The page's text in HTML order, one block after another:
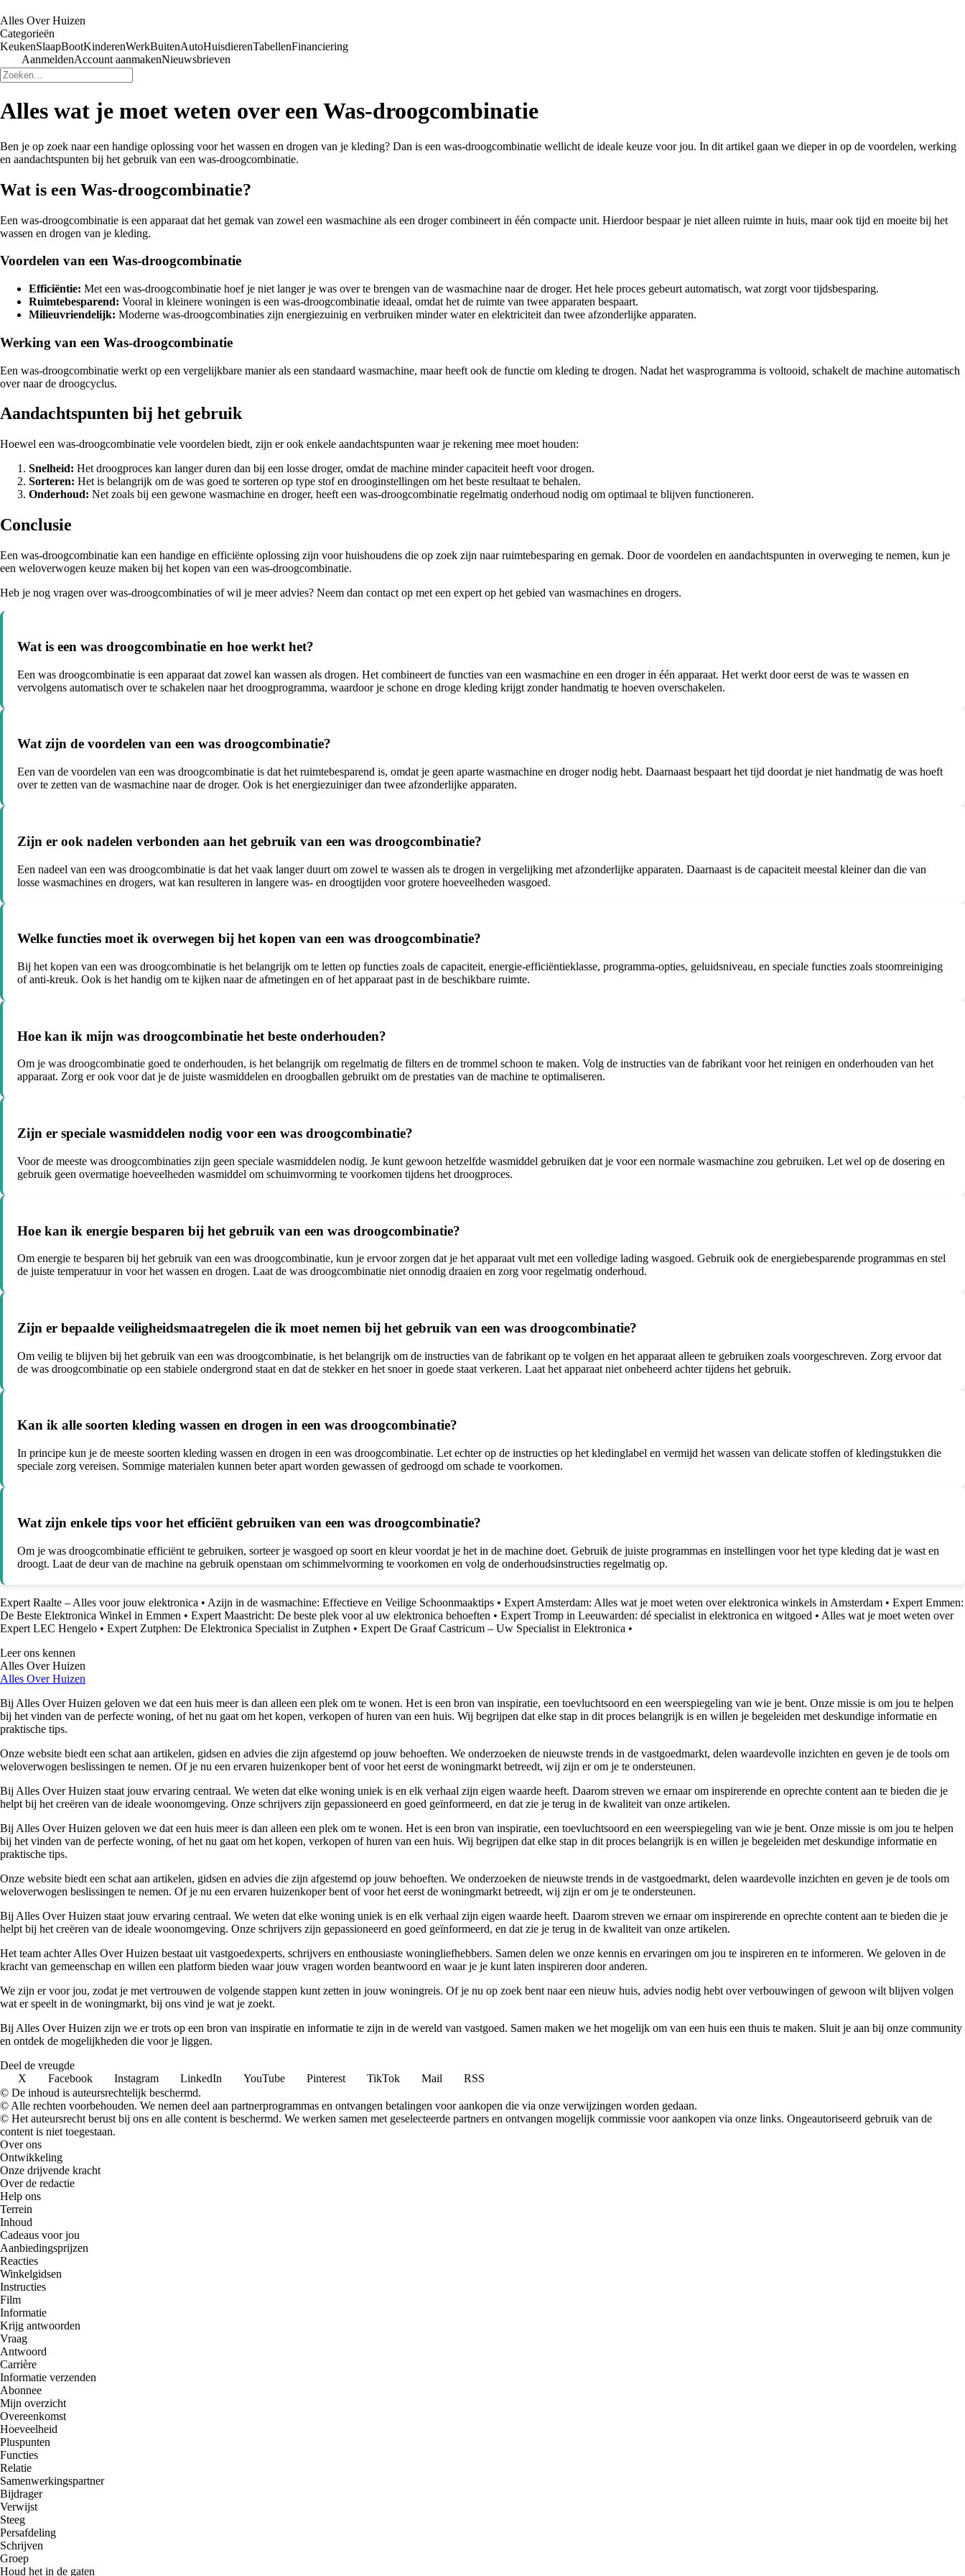
Alles Over Huizen
Categorieën
KeukenSlaapBootKinderenWerkBuitenAutoHuisdierenTabellenFinanciering
AanmeldenAccount aanmakenNieuwsbrieven
Alles wat je moet weten over een Was-droogcombinatie
Ben je op zoek naar een handige oplossing voor het wassen en drogen van je kleding? Dan is een was-droogcombinatie wellicht de ideale keuze voor jou. In dit artikel gaan we dieper in op de voordelen, werking
en aandachtspunten bij het gebruik van een was-droogcombinatie.
Wat is een Was-droogcombinatie?
Een was-droogcombinatie is een apparaat dat het gemak van zowel een wasmachine als een droger combineert in één compacte unit. Hierdoor bespaar je niet alleen ruimte in huis, maar ook tijd en moeite bij het
wassen en drogen van je kleding.
Voordelen van een Was-droogcombinatie
Efficiëntie: Met een was-droogcombinatie hoef je niet langer je was over te brengen van de wasmachine naar de droger. Het hele proces gebeurt automatisch, wat zorgt voor tijdsbesparing.
Ruimtebesparend: Vooral in kleinere woningen is een was-droogcombinatie ideaal, omdat het de ruimte van twee apparaten bespaart.
Milieuvriendelijk: Moderne was-droogcombinaties zijn energiezuinig en verbruiken minder water en elektriciteit dan twee afzonderlijke apparaten.
Werking van een Was-droogcombinatie
Een was-droogcombinatie werkt op een vergelijkbare manier als een standaard wasmachine, maar heeft ook de functie om kleding te drogen. Nadat het wasprogramma is voltooid, schakelt de machine automatisch
over naar de droogcyclus.
Aandachtspunten bij het gebruik
Hoewel een was-droogcombinatie vele voordelen biedt, zijn er ook enkele aandachtspunten waar je rekening mee moet houden:
Snelheid: Het droogproces kan langer duren dan bij een losse droger, omdat de machine minder capaciteit heeft voor drogen.
Sorteren: Het is belangrijk om de was goed te sorteren op type stof en drooginstellingen om het beste resultaat te behalen.
Onderhoud: Net zoals bij een gewone wasmachine en droger, heeft een was-droogcombinatie regelmatig onderhoud nodig om optimaal te blijven functioneren.
Conclusie
Een was-droogcombinatie kan een handige en efficiënte oplossing zijn voor huishoudens die op zoek zijn naar ruimtebesparing en gemak. Door de voordelen en aandachtspunten in overweging te nemen, kun je
een weloverwogen keuze maken bij het kopen van een was-droogcombinatie.
Heb je nog vragen over was-droogcombinaties of wil je meer advies? Neem dan contact op met een expert op het gebied van wasmachines en drogers.
Wat is een was droogcombinatie en hoe werkt het?
Een was droogcombinatie is een apparaat dat zowel kan wassen als drogen. Het combineert de functies van een wasmachine en een droger in één apparaat. Het werkt door eerst de was te wassen en
vervolgens automatisch over te schakelen naar het droogprogramma, waardoor je schone en droge kleding krijgt zonder handmatig te hoeven overschakelen.
Wat zijn de voordelen van een was droogcombinatie?
Een van de voordelen van een was droogcombinatie is dat het ruimtebesparend is, omdat je geen aparte wasmachine en droger nodig hebt. Daarnaast bespaart het tijd doordat je niet handmatig de was hoeft
over te zetten van de wasmachine naar de droger. Ook is het energiezuiniger dan twee afzonderlijke apparaten.
Zijn er ook nadelen verbonden aan het gebruik van een was droogcombinatie?
Een nadeel van een was droogcombinatie is dat het vaak langer duurt om zowel te wassen als te drogen in vergelijking met afzonderlijke apparaten. Daarnaast is de capaciteit meestal kleiner dan die van
losse wasmachines en drogers, wat kan resulteren in langere was- en droogtijden voor grotere hoeveelheden wasgoed.
Welke functies moet ik overwegen bij het kopen van een was droogcombinatie?
Bij het kopen van een was droogcombinatie is het belangrijk om te letten op functies zoals de capaciteit, energie-efficiëntieklasse, programma-opties, geluidsniveau, en speciale functies zoals stoomreiniging
of anti-kreuk. Ook is het handig om te kijken naar de afmetingen en of het apparaat past in de beschikbare ruimte.
Hoe kan ik mijn was droogcombinatie het beste onderhouden?
Om je was droogcombinatie goed te onderhouden, is het belangrijk om regelmatig de filters en de trommel schoon te maken. Volg de instructies van de fabrikant voor het reinigen en onderhouden van het
apparaat. Zorg er ook voor dat je de juiste wasmiddelen en droogballen gebruikt om de prestaties van de machine te optimaliseren.
Zijn er speciale wasmiddelen nodig voor een was droogcombinatie?
Voor de meeste was droogcombinaties zijn geen speciale wasmiddelen nodig. Je kunt gewoon hetzelfde wasmiddel gebruiken dat je voor een normale wasmachine zou gebruiken. Let wel op de dosering en
gebruik geen overmatige hoeveelheden wasmiddel om schuimvorming te voorkomen tijdens het droogproces.
Hoe kan ik energie besparen bij het gebruik van een was droogcombinatie?
Om energie te besparen bij het gebruik van een was droogcombinatie, kun je ervoor zorgen dat je het apparaat vult met een volledige lading wasgoed. Gebruik ook de energiebesparende programmas en stel
de juiste temperatuur in voor het wassen en drogen. Laat de was droogcombinatie niet onnodig draaien en zorg voor regelmatig onderhoud.
Zijn er bepaalde veiligheidsmaatregelen die ik moet nemen bij het gebruik van een was droogcombinatie?
Om veilig te blijven bij het gebruik van een was droogcombinatie, is het belangrijk om de instructies van de fabrikant op te volgen en het apparaat alleen te gebruiken zoals voorgeschreven. Zorg ervoor dat
de was droogcombinatie op een stabiele ondergrond staat en dat de stekker en het snoer in goede staat verkeren. Laat het apparaat niet onbeheerd achter tijdens het gebruik.
Kan ik alle soorten kleding wassen en drogen in een was droogcombinatie?
In principe kun je de meeste soorten kleding wassen en drogen in een was droogcombinatie. Let echter op de instructies op het kledinglabel en vermijd het wassen van delicate stoffen of kledingstukken die
speciale zorg vereisen. Sommige materialen kunnen beter apart worden gewassen of gedroogd om schade te voorkomen.
Wat zijn enkele tips voor het efficiënt gebruiken van een was droogcombinatie?
Om je was droogcombinatie efficiënt te gebruiken, sorteer je wasgoed op soort en kleur voordat je het in de machine doet. Gebruik de juiste programmas en instellingen voor het type kleding dat je wast en
droogt. Laat de deur van de machine na gebruik openstaan om schimmelvorming te voorkomen en volg de onderhoudsinstructies regelmatig op.
Expert Raalte – Alles voor jouw elektronica • Azijn in de wasmachine: Effectieve en Veilige Schoonmaaktips • Expert Amsterdam: Alles wat je moet weten over elektronica winkels in Amsterdam • Expert Emmen:
De Beste Elektronica Winkel in Emmen • Expert Maastricht: De beste plek voor al uw elektronica behoeften • Expert Tromp in Leeuwarden: dé specialist in elektronica en witgoed • Alles wat je moet weten over
Expert LEC Hengelo • Expert Zutphen: De Elektronica Specialist in Zutphen • Expert De Graaf Castricum – Uw Specialist in Elektronica •
Leer ons kennen
Alles Over Huizen
Alles Over Huizen
Bij Alles Over Huizen geloven we dat een huis meer is dan alleen een plek om te wonen. Het is een bron van inspiratie, een toevluchtsoord en een weerspiegeling van wie je bent. Onze missie is om jou te helpen
bij het vinden van de perfecte woning, of het nu gaat om het kopen, verkopen of huren van een huis. Wij begrijpen dat elke stap in dit proces belangrijk is en willen je begeleiden met deskundige informatie en
praktische tips.
Onze website biedt een schat aan artikelen, gidsen en advies die zijn afgestemd op jouw behoeften. We onderzoeken de nieuwste trends in de vastgoedmarkt, delen waardevolle inzichten en geven je de tools om
weloverwogen beslissingen te nemen. Of je nu een ervaren huizenkoper bent of voor het eerst de woningmarkt betreedt, wij zijn er om je te ondersteunen.
Bij Alles Over Huizen staat jouw ervaring centraal. We weten dat elke woning uniek is en elk verhaal zijn eigen waarde heeft. Daarom streven we ernaar om inspirerende en oprechte content aan te bieden die je
helpt bij het creëren van de ideale woonomgeving. Onze schrijvers zijn gepassioneerd en goed geïnformeerd, en dat zie je terug in de kwaliteit van onze artikelen.
Bij Alles Over Huizen geloven we dat een huis meer is dan alleen een plek om te wonen. Het is een bron van inspiratie, een toevluchtsoord en een weerspiegeling van wie je bent. Onze missie is om jou te helpen
bij het vinden van de perfecte woning, of het nu gaat om het kopen, verkopen of huren van een huis. Wij begrijpen dat elke stap in dit proces belangrijk is en willen je begeleiden met deskundige informatie en
praktische tips.
Onze website biedt een schat aan artikelen, gidsen en advies die zijn afgestemd op jouw behoeften. We onderzoeken de nieuwste trends in de vastgoedmarkt, delen waardevolle inzichten en geven je de tools om
weloverwogen beslissingen te nemen. Of je nu een ervaren huizenkoper bent of voor het eerst de woningmarkt betreedt, wij zijn er om je te ondersteunen.
Bij Alles Over Huizen staat jouw ervaring centraal. We weten dat elke woning uniek is en elk verhaal zijn eigen waarde heeft. Daarom streven we ernaar om inspirerende en oprechte content aan te bieden die je
helpt bij het creëren van de ideale woonomgeving. Onze schrijvers zijn gepassioneerd en goed geïnformeerd, en dat zie je terug in de kwaliteit van onze artikelen.
Het team achter Alles Over Huizen bestaat uit vastgoedexperts, schrijvers en enthousiaste woningliefhebbers. Samen delen we onze kennis en ervaringen om jou te inspireren en te informeren. We geloven in de
kracht van gemeenschap en willen een platform bieden waar jouw vragen worden beantwoord en waar je je kunt laten inspireren door anderen.
We zijn er voor jou, zodat je met vertrouwen de volgende stappen kunt zetten in jouw woningreis. Of je nu op zoek bent naar een nieuw huis, advies nodig hebt over verbouwingen of gewoon wilt blijven volgen
wat er speelt in de woningmarkt, bij ons vind je wat je zoekt.
Bij Alles Over Huizen zijn we er trots op een bron van inspiratie en informatie te zijn in de wereld van vastgoed. Samen maken we het mogelijk om van een huis een thuis te maken. Sluit je aan bij onze community
en ontdek de mogelijkheden die voor je liggen.
Deel de vreugde
X
Facebook Instagram LinkedIn YouTube Pinterest TikTok Mail
RSS
© De inhoud is auteursrechtelijk beschermd.
© Alle rechten voorbehouden. We nemen deel aan partnerprogrammas en ontvangen betalingen voor aankopen die via onze verwijzingen worden gedaan.
© Het auteursrecht berust bij ons en alle content is beschermd. We werken samen met geselecteerde partners en ontvangen mogelijk commissie voor aankopen via onze links. Ongeautoriseerd gebruik van de
content is niet toegestaan.
Over ons
Ontwikkeling
Onze drijvende kracht
Over de redactie
Help ons
Terrein
Inhoud
Cadeaus voor jou
Aanbiedingsprijzen
Reacties
Winkelgidsen
Instructies
Film
Informatie
Krijg antwoorden
Vraag
Antwoord
Carrière
Informatie verzenden
Abonnee
Mijn overzicht
Overeenkomst
Hoeveelheid
Pluspunten
Functies
Relatie
Samenwerkingspartner
Bijdrager
Verwijst
Steeg
Persafdeling
Schrijven
Groep
Houd het in de gaten